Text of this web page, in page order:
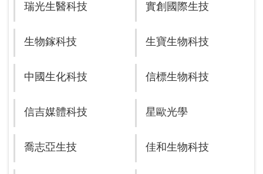
瑞光生醫科技 實創國際生技
生物鎵科技 生寶生物科技
中國生化科技 信標生物科技
信吉媒體科技 星歐光學
喬志亞生技 佳和生物科技